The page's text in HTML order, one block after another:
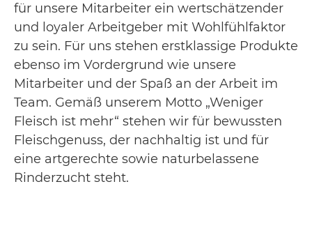
für unsere Mitarbeiter ein wertschätzender
und loyaler Arbeitgeber mit Wohlfühlfaktor
zu sein. Für uns stehen erstklassige Produkte
ebenso im Vordergrund wie unsere
Mitarbeiter und der Spaß an der Arbeit im
Team. Gemäß unserem Motto „Weniger
Fleisch ist mehr“ stehen wir für bewussten
Fleischgenuss, der nachhaltig ist und für
eine artgerechte sowie naturbelassene
Rinderzucht steht.